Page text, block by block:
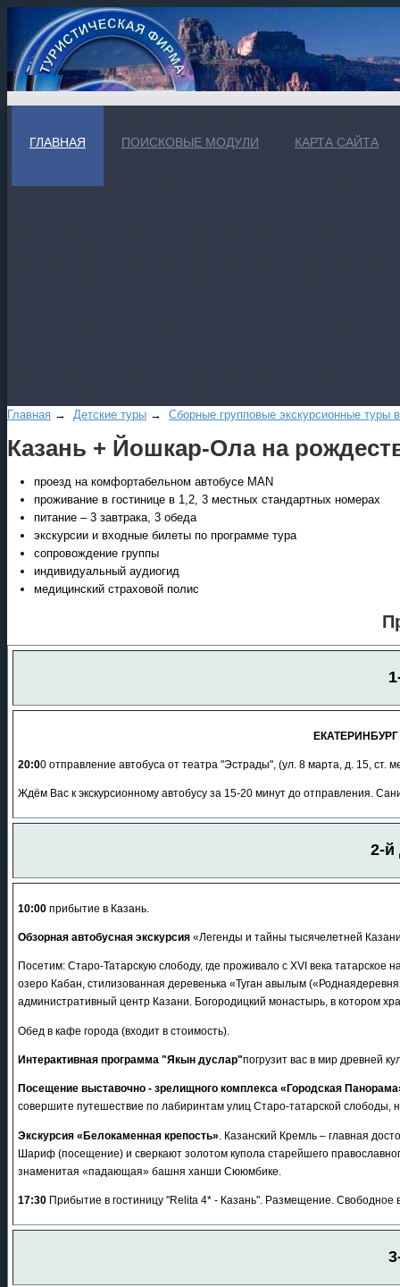
ГЛАВНАЯ ПОИСКОВЫЕ МОДУЛИ КАРТА САЙТА
Главная → Детские туры → Сборные групповые экскурсионные туры
Казань + Йошкар-Ола на
проезд на комфортабельном автобусе MAN
проживание в гостинице в 1,2, 3 местных стандартных номерах
питание – 3 завтрака, 3 обеда
экскурсии и входные билеты по программе тура
сопровождение группы
индивидуальный аудиогид
медицинский страховой полис
ЕКАТЕРИНБУРГ
20:00 отправление автобуса от театра "Эстрады", (ул. 8 марта, д. 15, ст.
Ждём Вас к экскурсионному автобусу за 15-20 минут до отправления.
2-й
10:00 прибытие в Казань.
Обзорная автобусная экскурсия «Легенды и тайны тысячелетней
Посетим: Старо-Татарскую слободу, где проживало с XVI века
озеро Кабан, стилизованная деревенька «Туган авылым
административный центр Казани. Богородицкий монастырь, в котором
Обед в кафе города (входит в стоимость).
Интерактивная программа "Якын дуслар"погрузит вас в мир древней
Посещение выставочно - зрелищного комплекса «Городская
совершите путешествие по лабиринтам улиц Старо-татарской слободы,
Экскурсия «Белокаменная крепость» . Казанский Кремль – главная
Шариф (посещение) и сверкают золотом купола старейшего
знаменитая «падающая» башня ханши Сююмбике.
17:30 Прибытие в гостиницу "Relita 4* - Казань". Размещение. Свободное